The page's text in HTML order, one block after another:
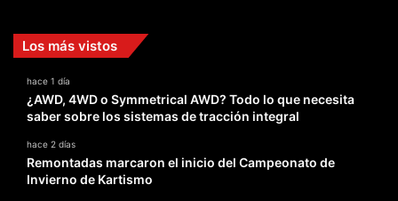
Los más vistos
hace 1 día
¿AWD, 4WD o Symmetrical AWD? Todo lo que necesita
saber sobre los sistemas de tracción integral
hace 2 días
Remontadas marcaron el inicio del Campeonato de
Invierno de Kartismo